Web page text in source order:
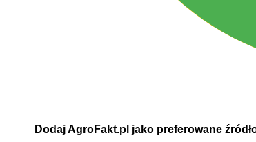
Dodaj AgroFakt.pl jako preferowane